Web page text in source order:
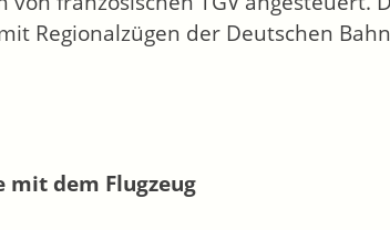
Regionalzügen der Deutschen
mit dem Flugzeug